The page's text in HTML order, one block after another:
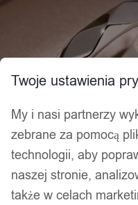
Twoje ustawienia
My i nasi partnerzy
zebrane za pomocą
technologii, aby
naszej stronie,
także w celach